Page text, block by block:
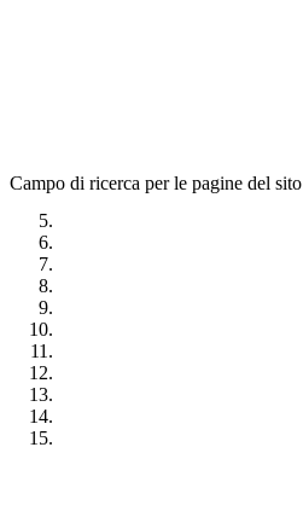
Campo di ricerca per le pagine del sito